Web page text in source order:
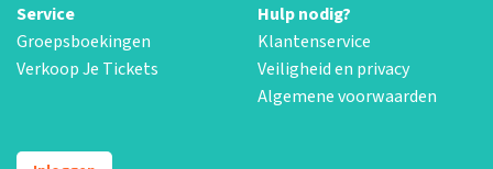
Service
Groepsboekingen
Verkoop Je Tickets
Hulp nodig?
Klantenservice
Veiligheid en privacy
Algemene voorwaarden